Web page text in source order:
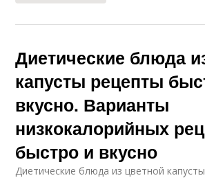
Диетические блюда
капусты рецепты
вкусно. Варианты
низкокалорийных
быстро и вкусно
Диетические блюда из цветной